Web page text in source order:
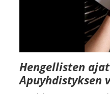
Hengellisten
Apuyhdistyksen